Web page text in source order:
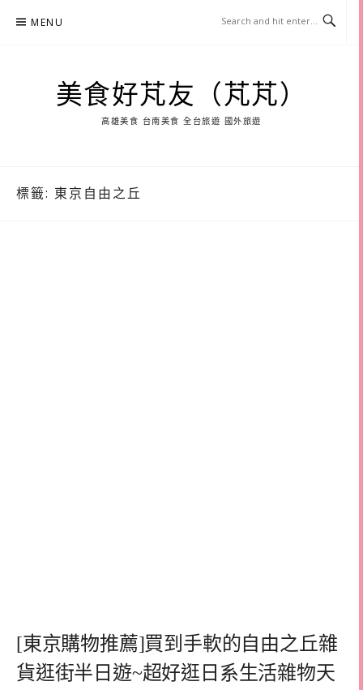
MENU
美食好芃友（芃芃）
高雄美食 台南美食 全台旅遊 國外旅遊
標籤: 東京自由之丘
[東京購物推薦]買到手軟的自由之丘雜
貨逛街半日遊~超好逛日系生活雜物天